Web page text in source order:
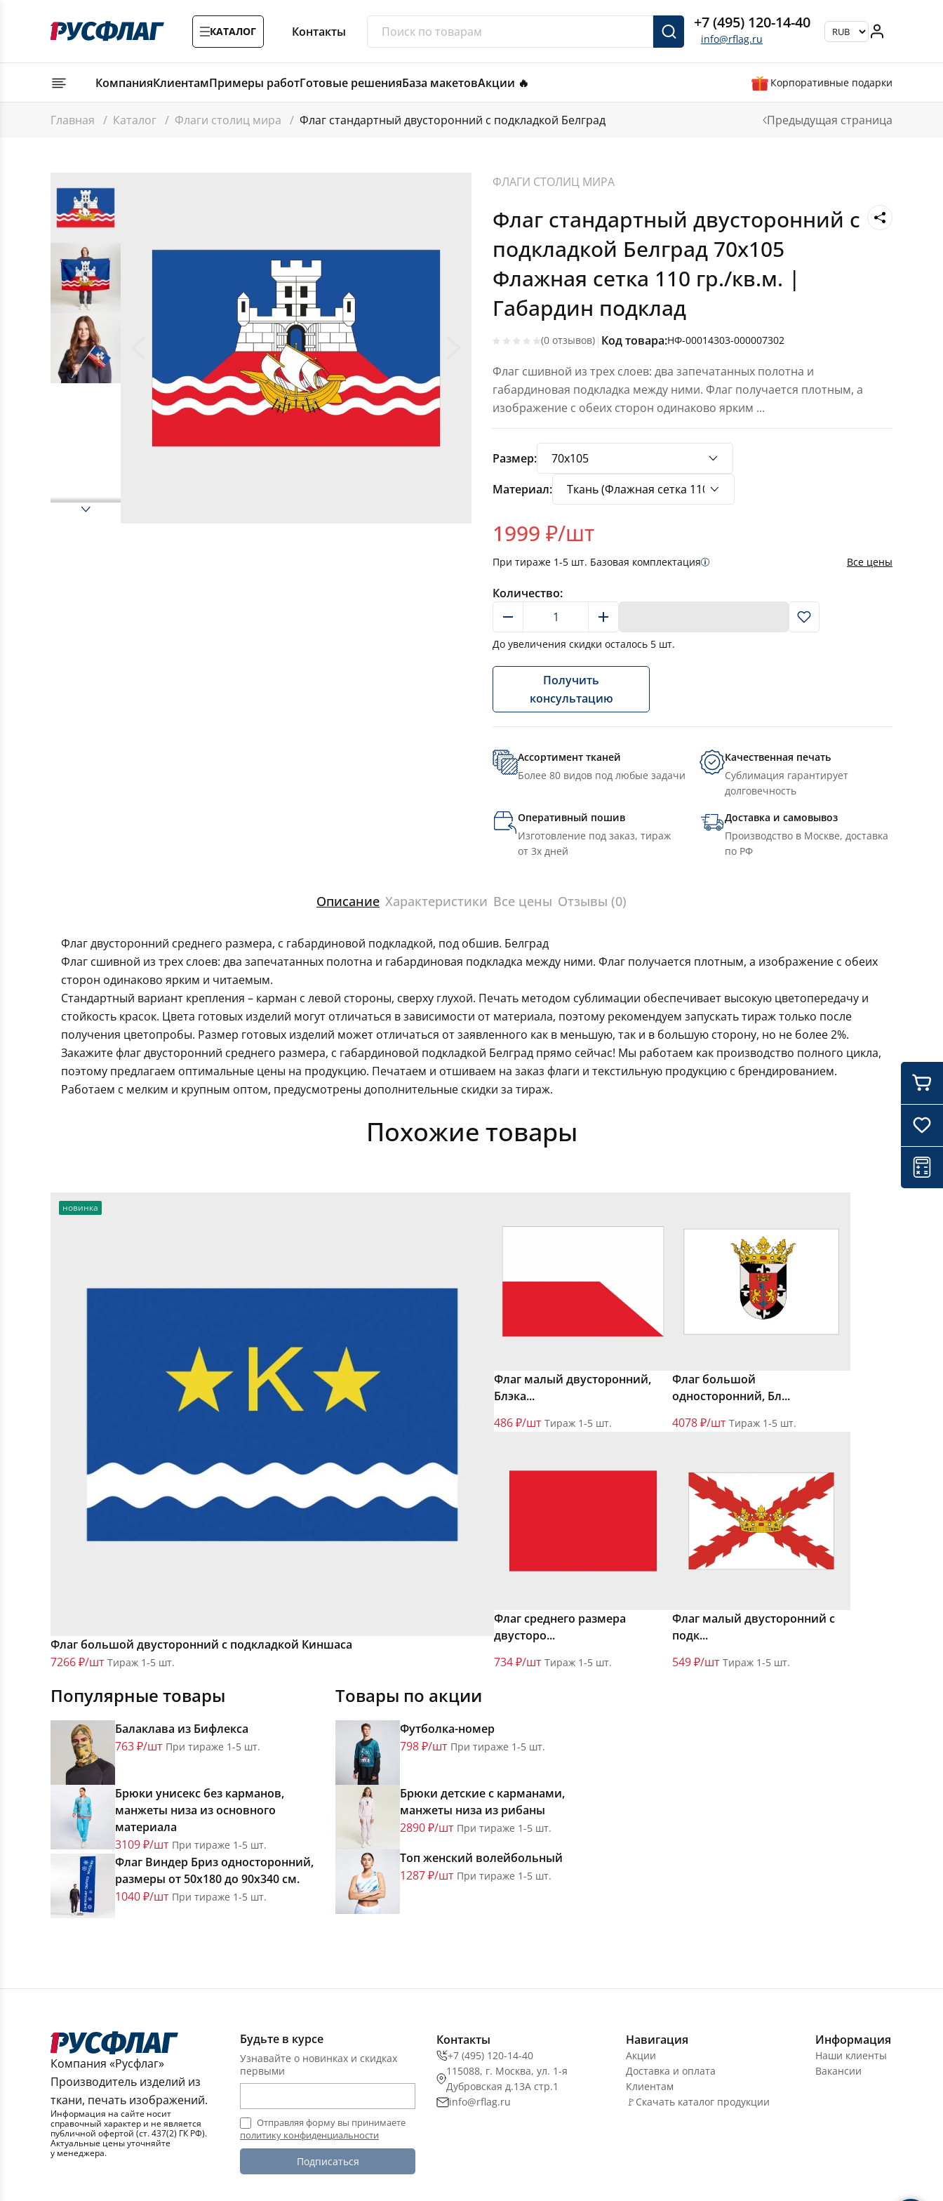
КАТАЛОГ Контакты +7 (495) 120-14-40
info@rflag.ru
КомпанияКлиентамПримеры работГотовые решенияБаза макетовАкции 🔥 Корпоративные подарки
Главная / Каталог / Флаги столиц мира / Флаг стандартный двусторонний с подкладкой Белград Предыдущая страница
ФЛАГИ СТОЛИЦ МИРА
Флаг стандартный двусторонний с
подкладкой Белград 70х105
Флажная сетка 110 гр./кв.м. |
Габардин подклад
(0 отзывов) | Код товара:НФ-00014303-000007302
Флаг сшивной из трех слоев: два запечатанных полотна и
габардиновая подкладка между ними. Флаг получается плотным, а
изображение с обеих сторон одинаково ярким ...
Размер:
Материал:
1999 ₽/шт
При тираже 1-5 шт. Базовая комплектация Все цены
Количество:
До увеличения скидки осталось 5 шт.
Получить
консультацию
Ассортимент тканей
Более 80 видов под любые задачи
Качественная печать
Сублимация гарантирует
долговечность
Оперативный пошив
Изготовление под заказ, тираж
от 3х дней
Доставка и самовывоз
Производство в Москве, доставка
по РФ
Описание Характеристики Все цены Отзывы (0)
Флаг двусторонний среднего размера, с габардиновой подкладкой, под обшив. Белград
Флаг сшивной из трех слоев: два запечатанных полотна и габардиновая подкладка между ними. Флаг получается плотным, а изображение с обеих
сторон одинаково ярким и читаемым.
Стандартный вариант крепления – карман с левой стороны, сверху глухой. Печать методом сублимации обеспечивает высокую цветопередачу и
стойкость красок. Цвета готовых изделий могут отличаться в зависимости от материала, поэтому рекомендуем запускать тираж только после
получения цветопробы. Размер готовых изделий может отличаться от заявленного как в меньшую, так и в большую сторону, но не более 2%.
Закажите флаг двусторонний среднего размера, с габардиновой подкладкой Белград прямо сейчас! Мы работаем как производство полного цикла,
поэтому предлагаем оптимальные цены на продукцию. Печатаем и отшиваем на заказ флаги и текстильную продукцию с брендированием.
Работаем с мелким и крупным оптом, предусмотрены дополнительные скидки за тираж.
Похожие товары
новинка
Флаг большой двусторонний с подкладкой Киншаса
7266 ₽/шт Тираж 1-5 шт.
Флаг малый двусторонний,
Блэка...
486 ₽/шт Тираж 1-5 шт.
Флаг большой
односторонний, Бл...
4078 ₽/шт Тираж 1-5 шт.
Флаг среднего размера
двусторо...
734 ₽/шт Тираж 1-5 шт.
Флаг малый двусторонний с
подк...
549 ₽/шт Тираж 1-5 шт.
Популярные товары
Балаклава из Бифлекса
763 ₽/шт При тираже 1-5 шт.
Брюки унисекс без карманов,
манжеты низа из основного
материала
3109 ₽/шт При тираже 1-5 шт.
Флаг Виндер Бриз односторонний,
размеры от 50х180 до 90х340 см.
1040 ₽/шт При тираже 1-5 шт.
Товары по акции
Футболка-номер
798 ₽/шт При тираже 1-5 шт.
Брюки детские с карманами,
манжеты низа из рибаны
2890 ₽/шт При тираже 1-5 шт.
Топ женский волейбольный
1287 ₽/шт При тираже 1-5 шт.
Компания «Русфлаг»
Производитель изделий из
ткани, печать изображений.
Информация на сайте носит
справочный характер и не является
публичной офертой (ст. 437(2) ГК РФ).
Актуальные цены уточняйте
у менеджера.
Будьте в курсе
Узнавайте о новинках и скидках
первыми
Отправляя форму вы принимаете
политику конфиденциальности
Подписаться
Контакты
+7 (495) 120-14-40
115088, г. Москва, ул. 1-я
Дубровская д.13А стр.1
info@rflag.ru
Навигация
Акции
Доставка и оплата
Клиентам
🚩Скачать каталог продукции
Информация
Наши клиенты
Вакансии